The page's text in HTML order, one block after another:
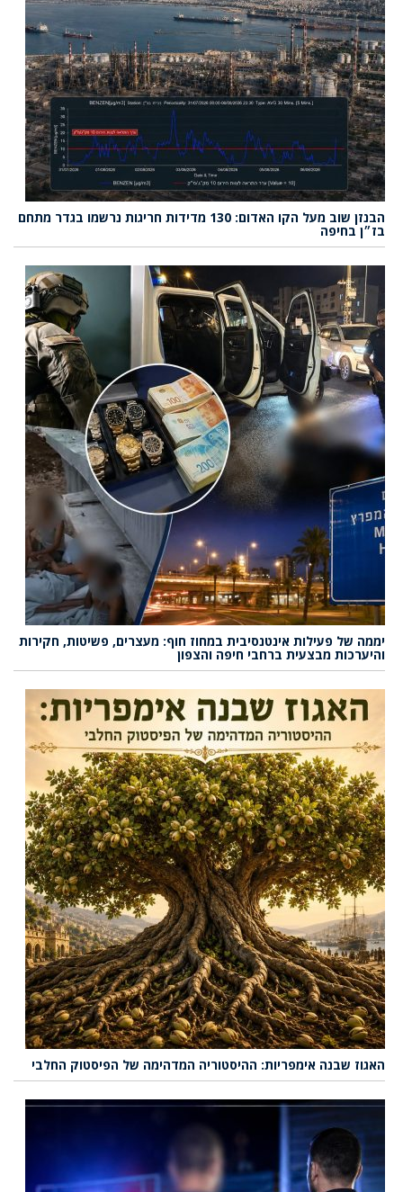
הבנזן שוב מעל הקו האדום: 130 מדידות חריגות נרשמו בגדר מתחם
בז״ן בחיפה
יממה של פעילות אינטנסיבית במחוז חוף: מעצרים, פשיטות, חקירות
והיערכות מבצעית ברחבי חיפה והצפון
האגוז שבנה אימפריות: ההיסטוריה המדהימה של הפיסטוק החלבי